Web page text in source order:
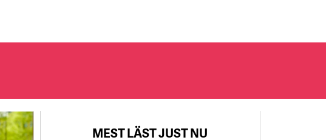
MEST LÄST JUST NU